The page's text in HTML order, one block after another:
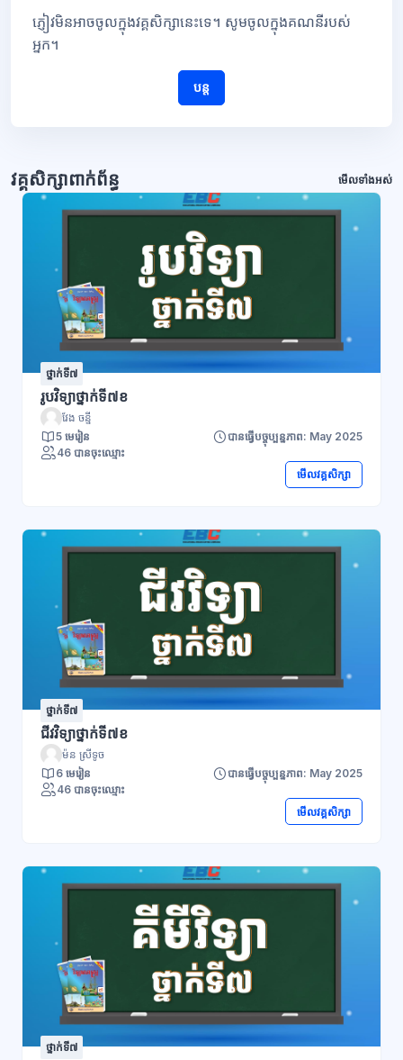
ភ្ញៀវមិនអាចចូលក្នុងវគ្គសិក្សានេះទេ។ សូមចូលក្នុងគណនីរបស់
អ្នក។
បន្ត
វគ្គសិក្សាពាក់ព័ន្ធ មើលទាំងអស់
ថ្នាក់ទី៧
រូបវិទ្យាថ្នាក់ទី៧ខ
វែង ចន្នី
5 មេរៀន
បានធ្វើបច្ចុប្បន្នភាព: May 2025
46 បានចុះឈ្មោះ
មើលវគ្គសិក្សា
ថ្នាក់ទី៧
ជីវវិទ្យាថ្នាក់ទី៧ខ
ម៉ន ស្រីទូច
6 មេរៀន
បានធ្វើបច្ចុប្បន្នភាព: May 2025
46 បានចុះឈ្មោះ
មើលវគ្គសិក្សា
ថ្នាក់ទី៧